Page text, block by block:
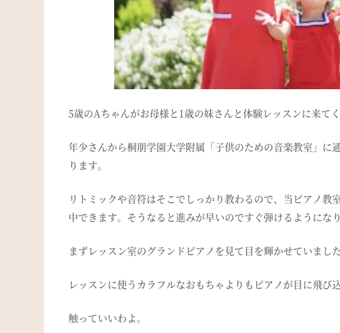
5歳のAちゃんがお母様と1歳の妹さんと体験レッスンに来てく
年少さんから桐朋学園大学附属「子供のための音楽教室」に
ります。
リトミックや音符はそこでしっかり教わるので、当ピアノ教
中できます。そうなると進みが早いのですぐ弾けるようになり
まずレッスン室のグランドピアノを見て目を輝かせていました
レッスンに使うカラフルなおもちゃよりもピアノが目に飛び
触っていいわよ。